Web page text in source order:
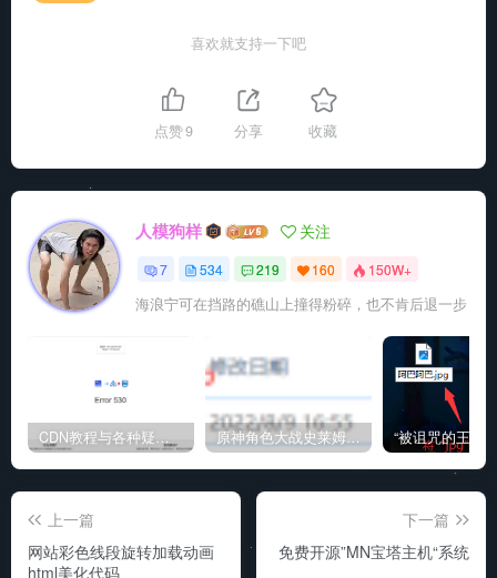
喜欢就支持一下吧
点赞9 分享 收藏
人模狗样 关注
7 534 219 160 150W+
海浪宁可在挡路的礁山上撞得粉碎，也不肯后退一步
CDN教程与各种疑难杂症解决方法 原神角色大战史莱姆与丘丘人高质量视频
上一篇
网站彩色线段旋转加载动画
html美化代码
下一篇
免费开源”MN宝塔主机“系统